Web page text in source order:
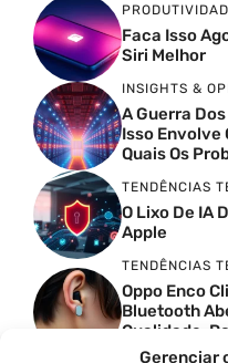
Gerenciar
Faca Isso
Siri Melhor
INSIGHTS &
A Guerra
Isso Envolve
Quais Os
TENDÊNCIAS
O Lixo De IA
Apple
TENDÊNCIAS
Oppo Enco
Bluetooth
Qualidade,
Novatos